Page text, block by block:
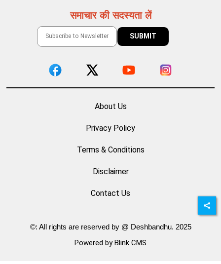
समाचार की सदस्यता लें
About Us
Privacy Policy
Terms & Conditions
Disclaimer
Contact Us
©: All rights are reserved by @ Deshbandhu. 2025
Powered by Blink CMS